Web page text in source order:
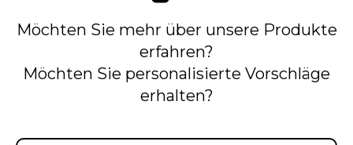
Möchten Sie mehr über unsere Produkte
erfahren?
Möchten Sie personalisierte Vorschläge
erhalten?